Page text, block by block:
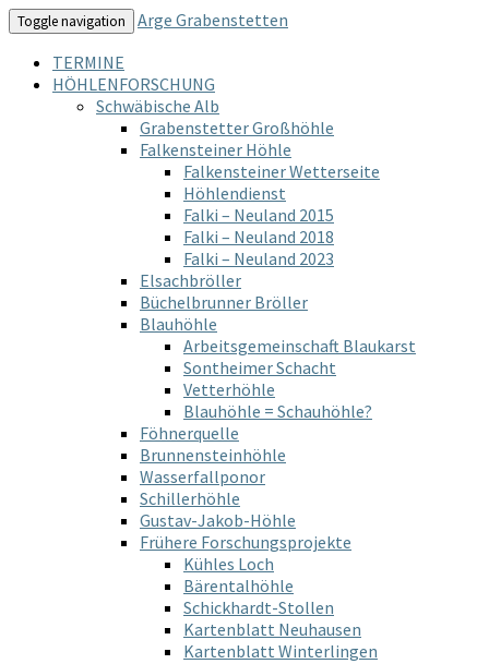
Toggle navigation
Arge Grabenstetten
TERMINE
HÖHLENFORSCHUNG
Schwäbische Alb
Grabenstetter Großhöhle
Falkensteiner Höhle
Falkensteiner Wetterseite
Höhlendienst
Falki – Neuland 2015
Falki – Neuland 2018
Falki – Neuland 2023
Elsachbröller
Büchelbrunner Bröller
Blauhöhle
Arbeitsgemeinschaft Blaukarst
Sontheimer Schacht
Vetterhöhle
Blauhöhle = Schauhöhle?
Föhnerquelle
Brunnensteinhöhle
Wasserfallponor
Schillerhöhle
Gustav-Jakob-Höhle
Frühere Forschungsprojekte
Kühles Loch
Bärentalhöhle
Schickhardt-Stollen
Kartenblatt Neuhausen
Kartenblatt Winterlingen